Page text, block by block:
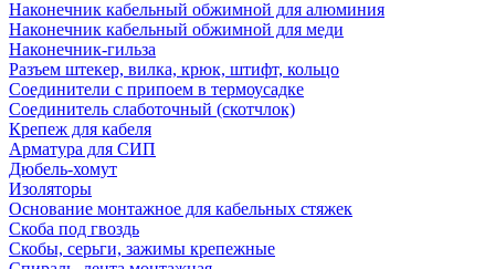
Наконечник кабельный обжимной для алюминия
Наконечник кабельный обжимной для меди
Наконечник-гильза
Разъем штекер, вилка, крюк, штифт, кольцо
Соединители с припоем в термоусадке
Соединитель слаботочный (скотчлок)
Крепеж для кабеля
Арматура для СИП
Дюбель-хомут
Изоляторы
Основание монтажное для кабельных стяжек
Скоба под гвоздь
Скобы, серьги, зажимы крепежные